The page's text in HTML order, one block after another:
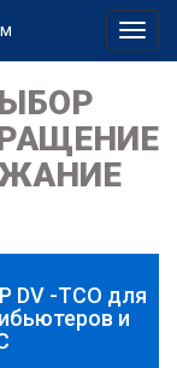
-TCO для
и